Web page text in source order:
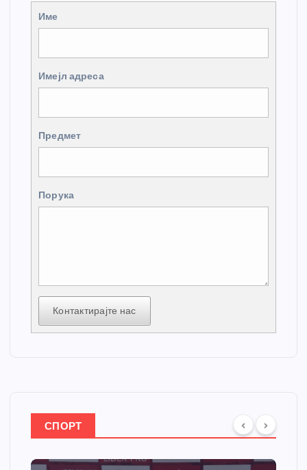
Име
Имејл адреса
Предмет
Порука
Контактирајте нас
СПОРТ